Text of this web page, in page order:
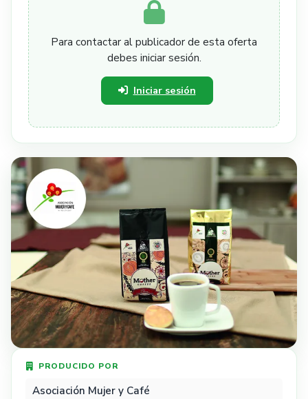
Para contactar al publicador de esta oferta
debes iniciar sesión.
Iniciar sesión
PRODUCIDO POR
Asociación Mujer y Café